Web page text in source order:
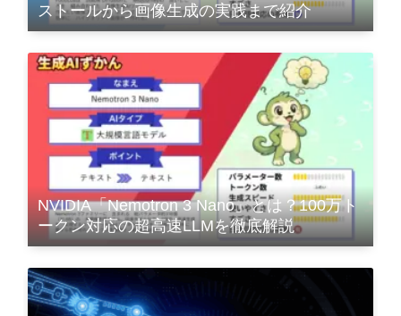
ストールから画像生成の実践まで紹介
NVIDIA「Nemotron 3 Nano」とは？100万ト
ークン対応の超高速LLMを徹底解説